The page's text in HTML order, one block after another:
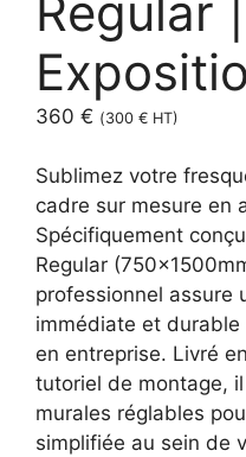
Regular
360 € (300 € HT)
Sublimez votre
cadre sur mesure en
Spécifiquement
Regular
professionnel assure
immédiate et
en entreprise. Livré
tutoriel de montage,
murales réglables
simplifiée au sein de